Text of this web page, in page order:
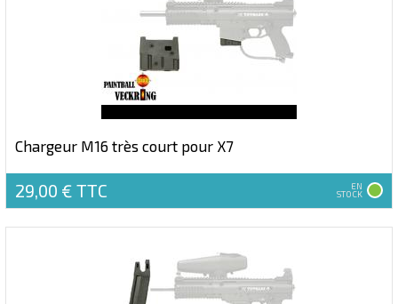
Chargeur M16 très court pour X7
29,00 € TTC EN
STOCK